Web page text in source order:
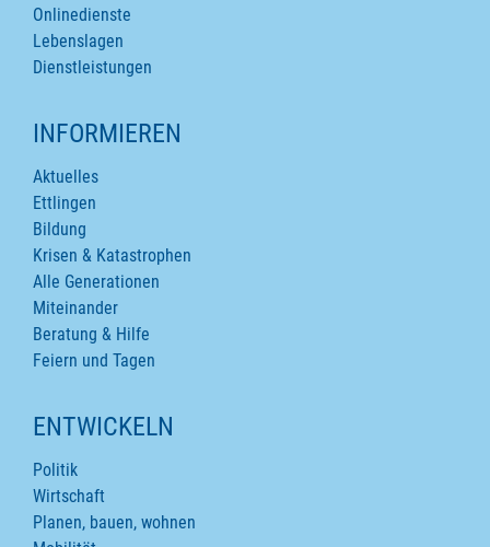
Onlinedienste
Lebenslagen
Dienstleistungen
INFORMIEREN
Aktuelles
Ettlingen
Bildung
Krisen & Katastrophen
Alle Generationen
Miteinander
Beratung & Hilfe
Feiern und Tagen
ENTWICKELN
Politik
Wirtschaft
Planen, bauen, wohnen